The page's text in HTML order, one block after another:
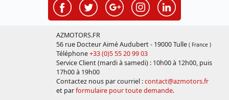
AZMOTORS.FR
56 rue Docteur Aimé Audubert - 19000 Tulle ( France )
Téléphone+33 (0)5 55 20 99 03
Service Client (mardi à samedi) : 10h00 à 12h00, puis
17h00 à 19h00
Contactez nous par courriel :contact@azmotors.fr
et parformulaire pour toute demande.